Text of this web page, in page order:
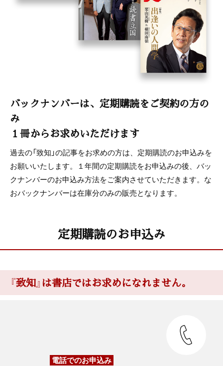
バックナンバーは、定期購読をご契約の方の
み
１冊からお求めいただけます
過去の「致知」の記事をお求めの方は、定期購読のお申込みを
お願いいたします。１年間の定期購読をお申込みの後、バッ
クナンバーのお申込み方法をご案内させていただきます。な
おバックナンバーは在庫分のみの販売となります。
定期購読のお申込み
『致知』は書店ではお求めになれません。
電話でのお申込み